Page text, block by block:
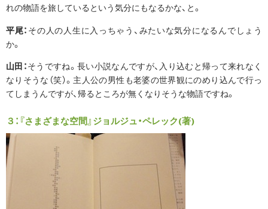
れの物語を旅しているという気分にもなるかな、と。
平尾： その人の人生に入っちゃう、みたいな気分になるんでしょう
か。
山田：そうですね。長い小説なんですが、入り込むと帰って来れなく
なりそうな（笑）。主人公の男性も老婆の世界観にのめり込んで行っ
てしまうんですが、帰るところが無くなりそうな物語ですね。
３：『さまざまな空間』ジョルジュ・ペレック(著)